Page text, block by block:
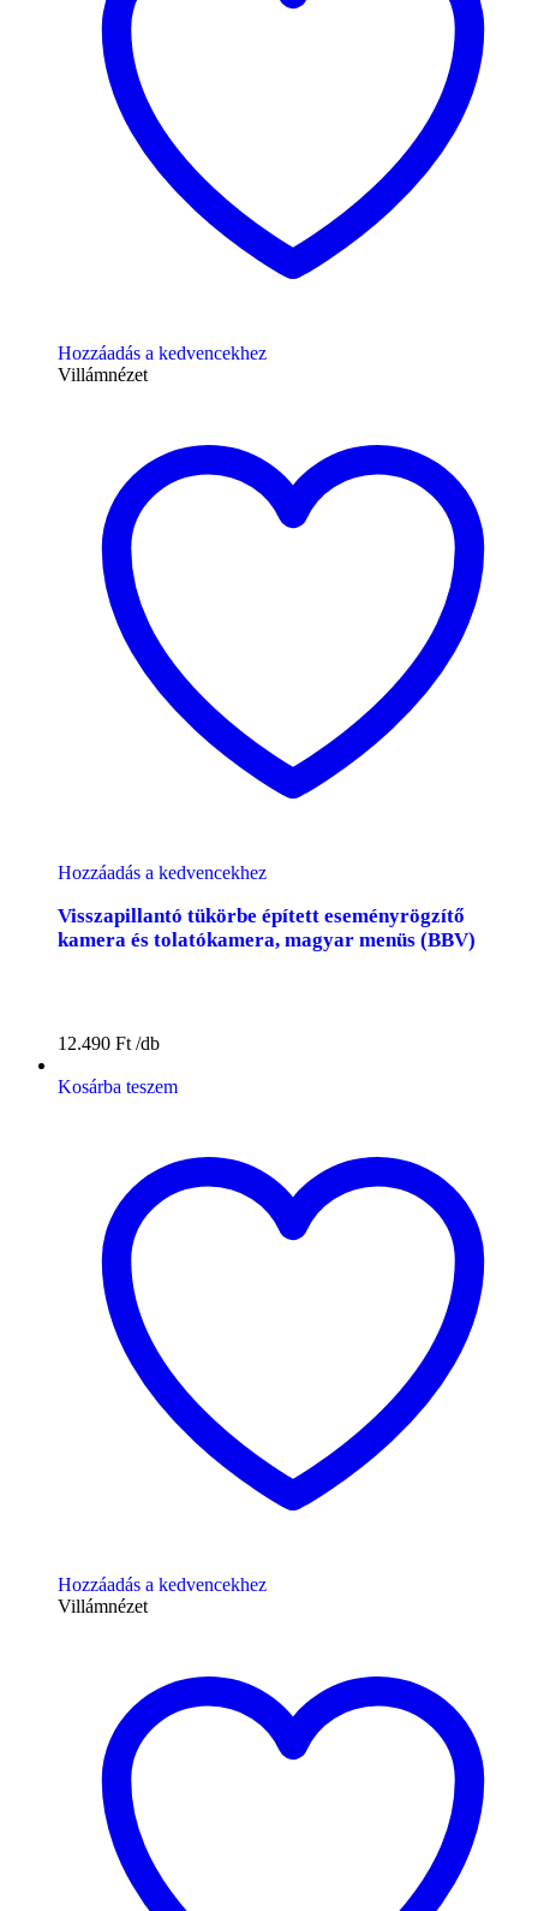
Hozzáadás a kedvencekhez
Villámnézet
Hozzáadás a kedvencekhez
Visszapillantó tükörbe épített eseményrögzítő
kamera és tolatókamera, magyar menüs (BBV)
12.490 Ft
Kosárba teszem
Hozzáadás a kedvencekhez
Villámnézet